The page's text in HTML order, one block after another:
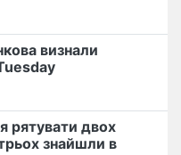
визнали
рятувати двох
трьох знайшли в